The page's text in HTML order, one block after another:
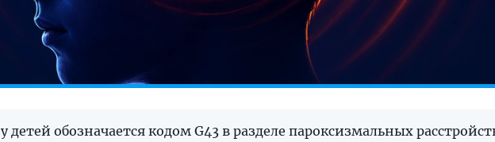
обозначается кодом G43 в разделе пароксизмальных